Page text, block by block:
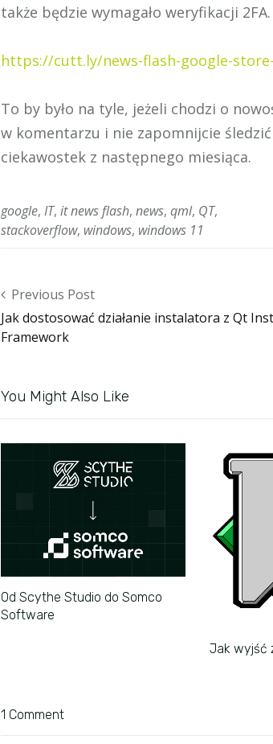
także będzie wymagało weryfikacji 2FA.
https://cutt.ly/news-flash-google-
To by było na tyle, jeżeli chodzi o
w komentarzu i nie zapomnijcie
ciekawostek z następnego miesiąca.
google, IT, it news flash, news, qml, QT,
stackoverflow, windows, windows 11
Post navigation
Previous Post
Jak dostosować działanie instalatora z Qt
Framework
You Might Also Like
Od Scythe Studio do Somco
Software
Jak wyjść
1 Comment